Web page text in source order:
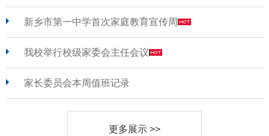
新乡市第一中学首次家庭教育宣传周
我校举行校级家委会主任会议
家长委员会本周值班记录
更多展示 >>